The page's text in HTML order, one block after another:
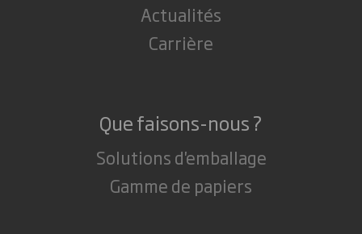
Actualités
Carrière
Que faisons-nous ?
Solutions d'emballage
Gamme de papiers